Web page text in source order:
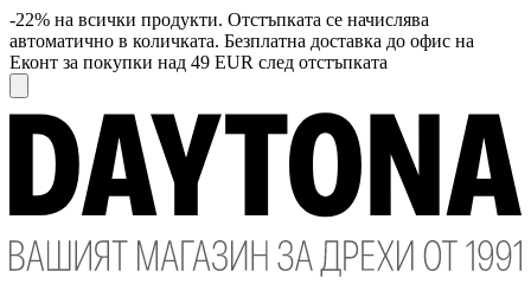
-22% на всички продукти. Отстъпката се начислява
автоматично в количката. Безплатна доставка до офис на
Еконт за покупки над 49 EUR след отстъпката